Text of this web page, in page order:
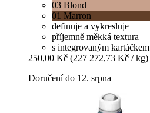
03 Blond
01 Marron
definuje a vykresluje
příjemně měkká textura
s integrovaným kartáčkem
250,00 Kč (227 272,73 Kč / kg)
Doručení do 12. srpna